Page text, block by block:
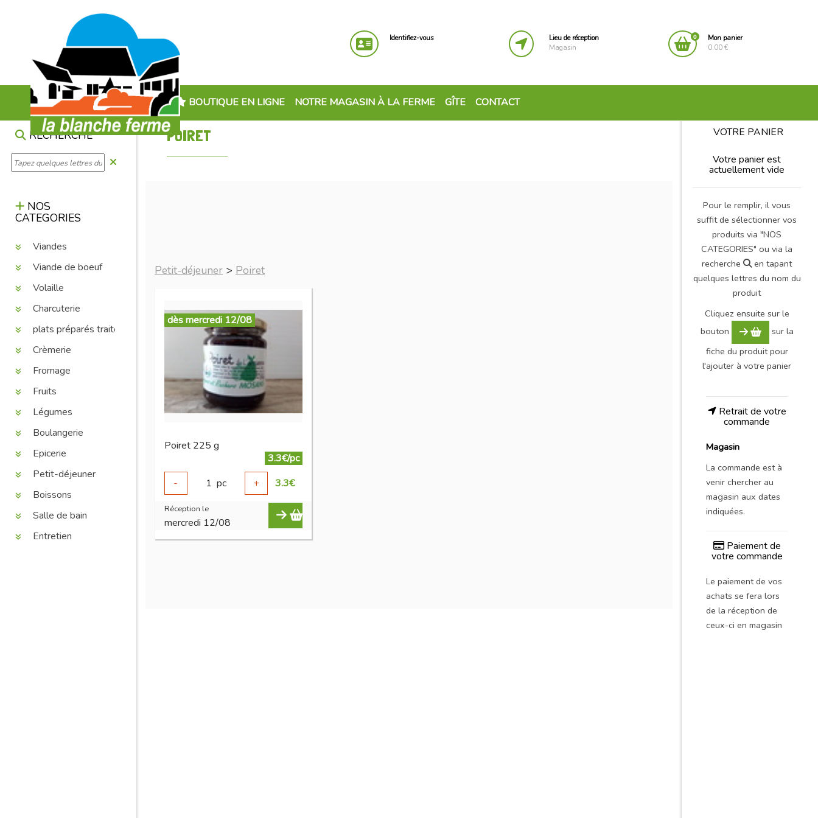
Identifiez-vous
Lieu de réception
Magasin
0
Mon panier
0.00 €
BOUTIQUE EN LIGNE NOTRE MAGASIN À LA FERME GÎTE CONTACT
RECHERCHE
NOS
CATEGORIES
Viandes
Viande de boeuf
Volaille
Charcuterie
plats préparés traiteur
Crèmerie
Fromage
Fruits
Légumes
Boulangerie
Epicerie
Petit-déjeuner
Boissons
Salle de bain
Entretien
POIRET
Petit-déjeuner > Poiret
dès mercredi 12/08
Poiret 225 g
3.3€/pc
-
1 pc + 3.3€
Réception le
mercredi 12/08
VOTRE PANIER
Votre panier est
actuellement vide
Pour le remplir, il vous
suffit de sélectionner vos
produits via "NOS
CATEGORIES" ou via la
recherche
en tapant
quelques lettres du nom du
produit
Cliquez ensuite sur le
bouton
sur la
fiche du produit pour
l'ajouter à votre panier
Retrait de votre
commande
Magasin
La commande est à
venir chercher au
magasin aux dates
indiquées.
Paiement de
votre commande
Le paiement de vos
achats se fera lors
de la réception de
ceux-ci en magasin